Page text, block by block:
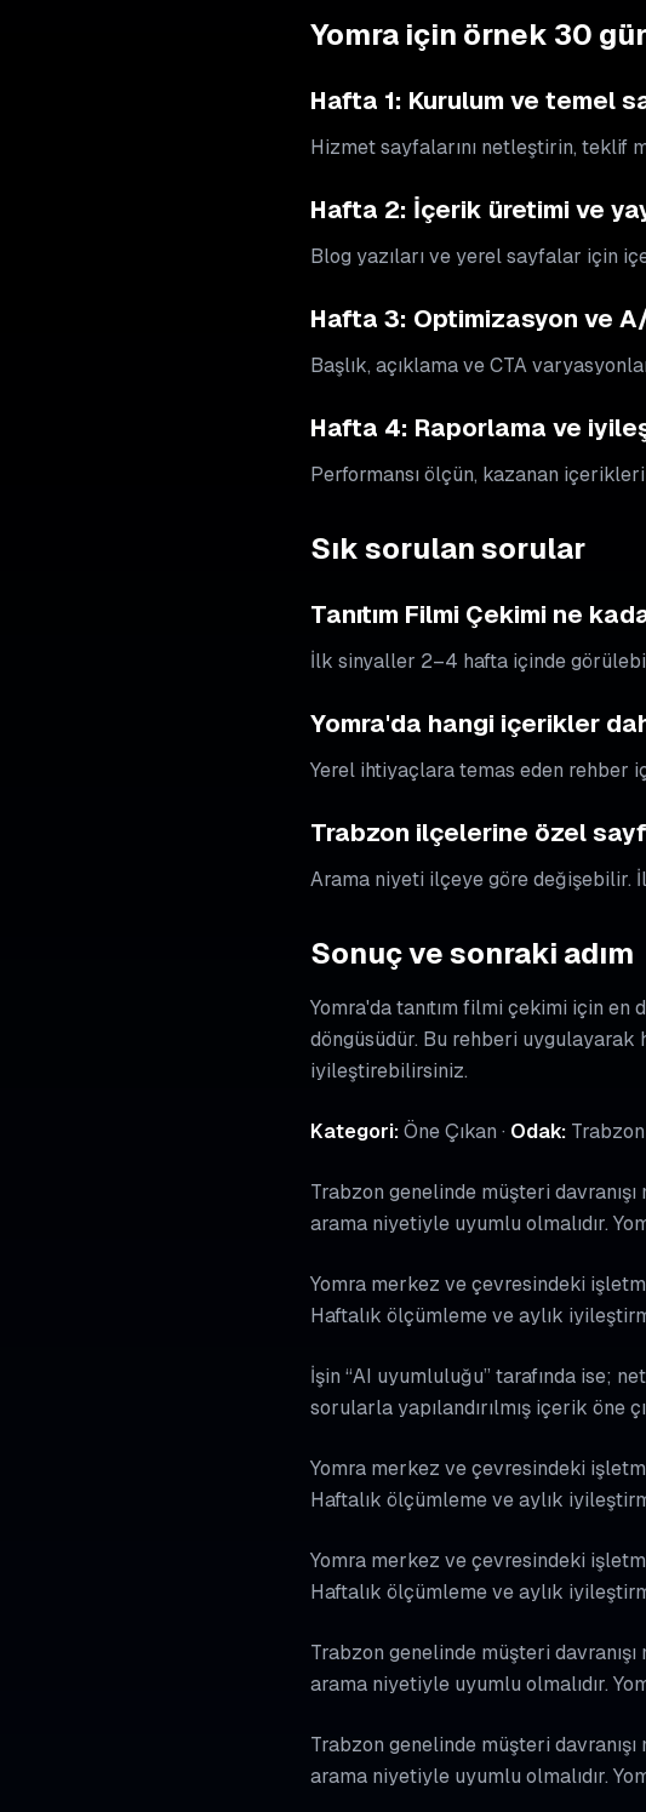
Yomra için örnek 30
Hafta 1: Kurulum ve temel
Hizmet sayfalarını netleştirin, teklif
Hafta 2: İçerik üretimi ve
Blog yazıları ve yerel sayfalar için
Hafta 3: Optimizasyon ve
Başlık, açıklama ve CTA
Hafta 4: Raporlama ve
Performansı ölçün, kazanan
Sık sorulan sorular
Tanıtım Filmi Çekimi ne
İlk sinyaller 2–4 hafta içinde
Yomra'da hangi içerikler
Yerel ihtiyaçlara temas eden rehber
Trabzon ilçelerine özel
Arama niyeti ilçeye göre değişebilir.
Sonuç ve sonraki adım
Yomra'da tanıtım filmi çekimi için en
döngüsüdür. Bu rehberi uygulayarak
iyileştirebilirsiniz.
Kategori:Öne Çıkan · Odak:
Trabzon genelinde müşteri davranışı
arama niyetiyle uyumlu olmalıdır.
Yomra merkez ve çevresindeki
Haftalık ölçümleme ve aylık
İşin “AI uyumluluğu” tarafında ise;
sorularla yapılandırılmış içerik öne
Yomra merkez ve çevresindeki
Haftalık ölçümleme ve aylık
Yomra merkez ve çevresindeki
Haftalık ölçümleme ve aylık
Trabzon genelinde müşteri davranışı
arama niyetiyle uyumlu olmalıdır.
Trabzon genelinde müşteri davranışı
arama niyetiyle uyumlu olmalıdır.